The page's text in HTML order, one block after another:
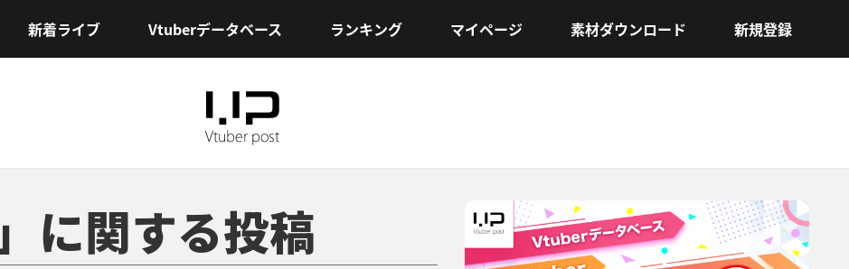
新着ライブ Vtuberデータベース ランキング マイページ 素材ダウンロード 新規登録
に関する投稿